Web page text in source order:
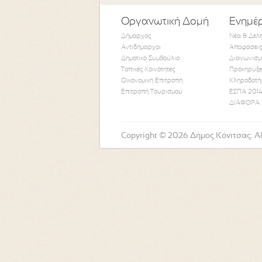
Οργανωτική Δομή
Δήμαρχος
Αντιδήμαρχοι
Δημοτικό Συμβούλιο
Τοπικές Κοινότητες
Οικονομική Επιτροπή
Επιτροπή Τουρισμού
Νέα &
ΕΣΠΑ
ΔΙΑΦΟΡΑ
Copyright © 2026 Δήμος Κόνιτσας.